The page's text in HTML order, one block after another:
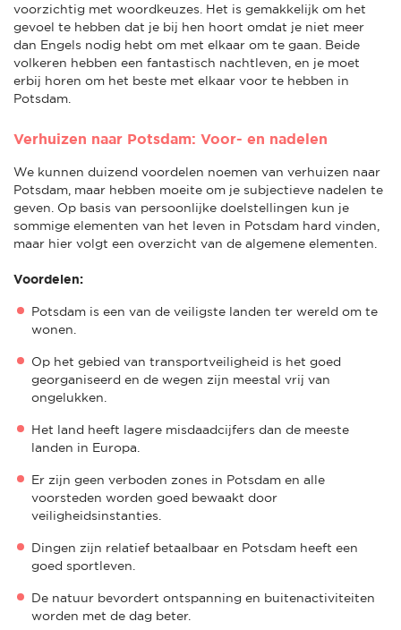
voorzichtig met woordkeuzes. Het is gemakkelijk om het
gevoel te hebben dat je bij hen hoort omdat je niet meer
dan Engels nodig hebt om met elkaar om te gaan. Beide
volkeren hebben een fantastisch nachtleven, en je moet
erbij horen om het beste met elkaar voor te hebben in
Potsdam.
Verhuizen naar Potsdam: Voor- en nadelen
We kunnen duizend voordelen noemen van verhuizen naar
Potsdam, maar hebben moeite om je subjectieve nadelen te
geven. Op basis van persoonlijke doelstellingen kun je
sommige elementen van het leven in Potsdam hard vinden,
maar hier volgt een overzicht van de algemene elementen.
Voordelen:
Potsdam is een van de veiligste landen ter wereld om te
wonen.
Op het gebied van transportveiligheid is het goed
georganiseerd en de wegen zijn meestal vrij van
ongelukken.
Het land heeft lagere misdaadcijfers dan de meeste
landen in Europa.
Er zijn geen verboden zones in Potsdam en alle
voorsteden worden goed bewaakt door
veiligheidsinstanties.
Dingen zijn relatief betaalbaar en Potsdam heeft een
goed sportleven.
De natuur bevordert ontspanning en buitenactiviteiten
worden met de dag beter.